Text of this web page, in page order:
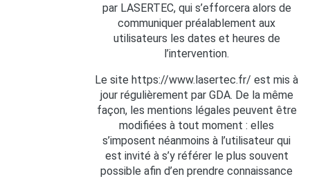
par LASERTEC, qui s’efforcera alors de
communiquer préalablement aux
utilisateurs les dates et heures de
l’intervention.
Le site https://www.lasertec.fr/ est mis à
jour régulièrement par GDA. De la même
façon, les mentions légales peuvent être
modifiées à tout moment : elles
s’imposent néanmoins à l’utilisateur qui
est invité à s’y référer le plus souvent
possible afin d’en prendre connaissance